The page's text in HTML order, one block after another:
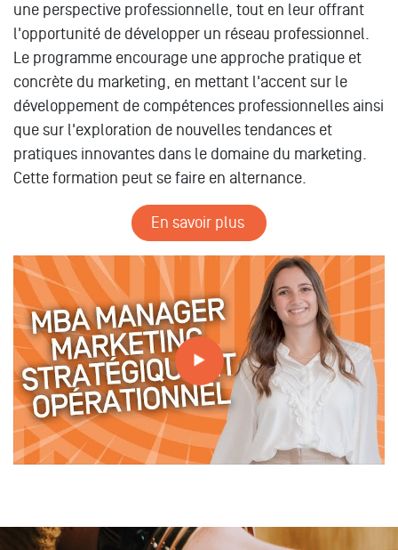
une perspective professionnelle, tout en leur offrant
l'opportunité de développer un réseau professionnel.
Le programme encourage une approche pratique et
concrète du marketing, en mettant l'accent sur le
développement de compétences professionnelles ainsi
que sur l'exploration de nouvelles tendances et
pratiques innovantes dans le domaine du marketing.
Cette formation peut se faire en alternance.
En savoir plus
Tout savoir sur les formations // MBA MANAGER
MARKETING STRATEGIQUE ET OPERATIONNEL